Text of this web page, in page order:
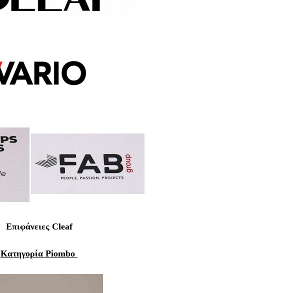
Επιφάνειες Cleaf
Κατηγορία Piombo